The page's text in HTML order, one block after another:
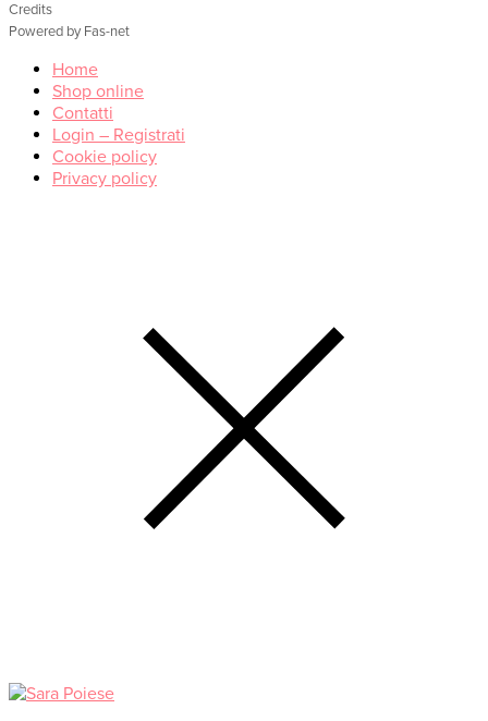
Credits
Powered by Fas-net
Home
Shop online
Contatti
Login – Registrati
Cookie policy
Privacy policy